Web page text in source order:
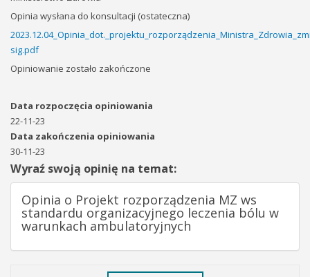
Opinia wysłana do konsultacji (ostateczna)
sig.pdf
Opiniowanie zostało zakończone
Data rozpoczęcia opiniowania
22-11-23
Data zakończenia opiniowania
30-11-23
Wyraź swoją opinię na temat:
Opinia o Projekt rozporządzenia MZ ws
standardu organizacyjnego leczenia bólu w
warunkach ambulatoryjnych